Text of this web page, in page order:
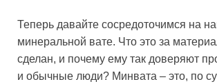
Теперь давайте сосредоточимся на
минеральной вате. Что это за
сделан, и почему ему так доверяют
и обычные люди? Минвата – это, по